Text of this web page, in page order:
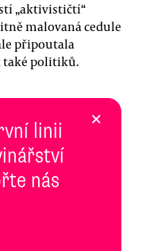
„aktivističtí“
malovaná cedule
připoutala
také politiků.
linii
nás
×